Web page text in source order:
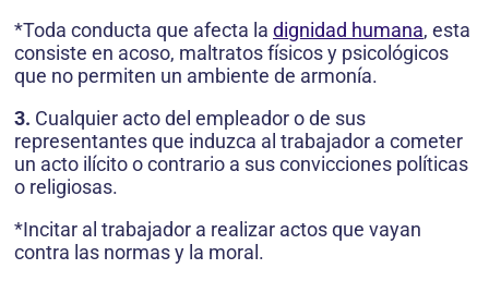
*Toda conducta que afecta la dignidad humana, esta
consiste en acoso, maltratos físicos y psicológicos
que no permiten un ambiente de armonía.
3. Cualquier acto del empleador o de sus
representantes que induzca al trabajador a cometer
un acto ilícito o contrario a sus convicciones políticas
o religiosas.
*Incitar al trabajador a realizar actos que vayan
contra las normas y la moral.